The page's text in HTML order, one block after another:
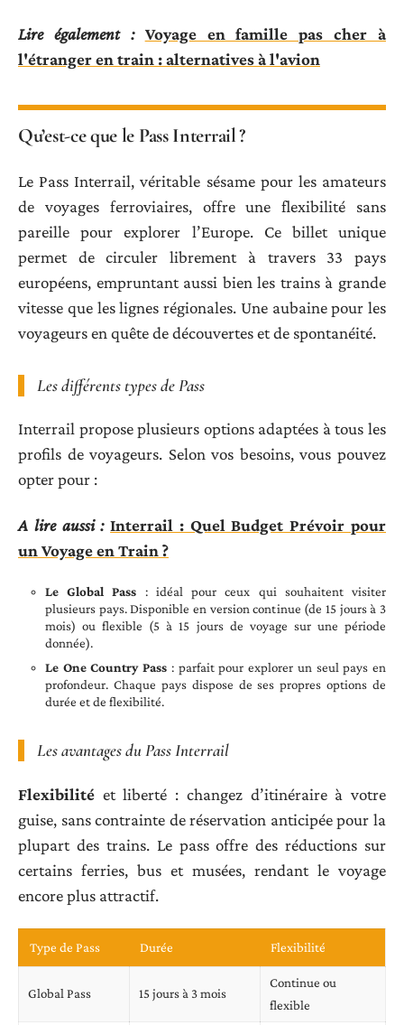
Lire également : Voyage en famille pas cher à
l'étranger en train : alternatives à l'avion
Qu’est-ce que le Pass Interrail ?
Le Pass Interrail, véritable sésame pour les amateurs
de voyages ferroviaires, offre une flexibilité sans
pareille pour explorer l’Europe. Ce billet unique
permet de circuler librement à travers 33 pays
européens, empruntant aussi bien les trains à grande
vitesse que les lignes régionales. Une aubaine pour les
voyageurs en quête de découvertes et de spontanéité.
Les différents types de Pass
Interrail propose plusieurs options adaptées à tous les
profils de voyageurs. Selon vos besoins, vous pouvez
opter pour :
A lire aussi : Interrail : Quel Budget Prévoir pour
un Voyage en Train ?
Le Global Pass : idéal pour ceux qui souhaitent visiter
plusieurs pays. Disponible en version continue (de 15 jours à 3
mois) ou flexible (5 à 15 jours de voyage sur une période
donnée).
Le One Country Pass : parfait pour explorer un seul pays en
profondeur. Chaque pays dispose de ses propres options de
durée et de flexibilité.
Les avantages du Pass Interrail
Flexibilité et liberté : changez d’itinéraire à votre
guise, sans contrainte de réservation anticipée pour la
plupart des trains. Le pass offre des réductions sur
certains ferries, bus et musées, rendant le voyage
encore plus attractif.
Type de Pass Durée Flexibilité
Global Pass 15 jours à 3 mois
Continue ou
flexible